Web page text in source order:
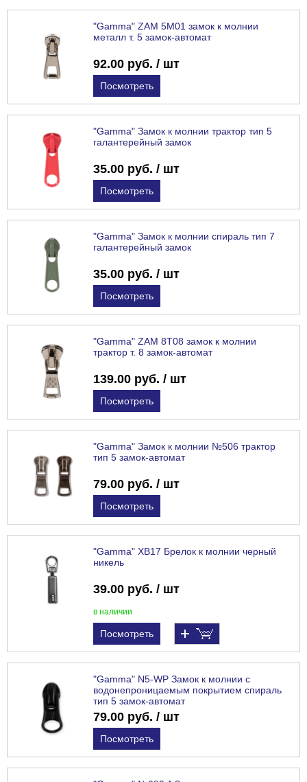
"Gamma" ZAM 5M01 замок к молнии
металл т. 5 замок-автомат
92.00 руб. / шт
Посмотреть
"Gamma" Замок к молнии трактор тип 5
галантерейный замок
35.00 руб. / шт
Посмотреть
"Gamma" Замок к молнии спираль тип 7
галантерейный замок
35.00 руб. / шт
Посмотреть
"Gamma" ZAM 8T08 замок к молнии
трактор т. 8 замок-автомат
139.00 руб. / шт
Посмотреть
"Gamma" Замок к молнии №506 трактор
тип 5 замок-автомат
79.00 руб. / шт
Посмотреть
"Gamma" XB17 Брелок к молнии черный
никель
39.00 руб. / шт
в наличии
Посмотреть
"Gamma" N5-WP Замок к молнии с
водонепроницаемым покрытием спираль
тип 5 замок-автомат
79.00 руб. / шт
Посмотреть